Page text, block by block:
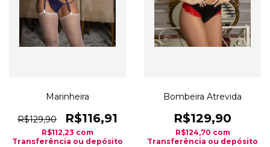
Marinheira
R$129,90 R$116,91
R$112,23 com
Transferência ou depósito
Bombeira Atrevida
R$129,90
R$124,70 com
Transferência ou depósito